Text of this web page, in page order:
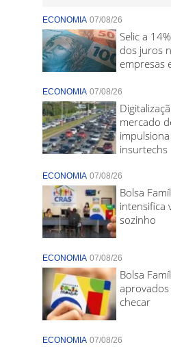
ECONOMIA 07/08/26
Selic a
dos juros
empresas
ECONOMIA 07/08/26
mercado
insurtechs
ECONOMIA 07/08/26
Bolsa
intensifica
sozinho
ECONOMIA 07/08/26
Bolsa
aprovados
checar
ECONOMIA 07/08/26